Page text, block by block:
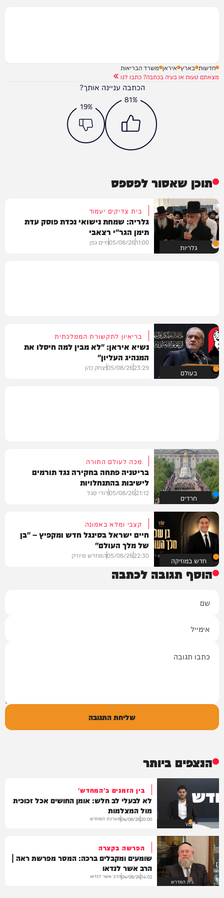
חדשות בארץ איראן משרד הבריאות
מצאתם טעות או בעיה בכתבה? כתבו לנו
הכתבה עניינה אותך?
81%
19%
תוכן שאסור לפספס
גלריות
בית צדיקים יעמוד
גלריה: שמחת נישואי נכדת פוסק עדת
תימן הגר"י רצאבי
11:00
05/08/26חיים גפן
בעולם
בריאיון לתקשורת הממלכתית
נשיא איראן: "לא מבין למה חיסלו את
המנהיג העליון"
23:29
05/08/26יצחק כהן
חרדים
מכה לעולם התורה
בריטניה פתחה בחקירה נגד תורמים
לישיבות בהתנחלויות
21:12
05/08/26דודי סגל
חדש במוזיקה
קצבי ומלא באמונה
חיים ישראל בסינגל חדש ומקפיץ – "בן
של מלך העולם"
22:30
05/08/26המחדש מיוזיק
הוסף תגובה לכתבה
שליחת התגובה
הנצפים ביותר
VOD
בין הזמנים ב'המחדש'
לא לבעלי לב חלש: אומן החושים אכל זכוכית
מול המצלמות
20:00
04/08/26מערכת המחדש
בית המדרש
הפרשה בקצרה
שומעים ומקבלים ברכה: המסר מפרשת ראה |
הרב אשר לנדאו
14:02
04/08/26הרב אשר לנדאו